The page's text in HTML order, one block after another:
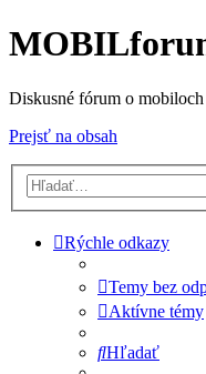
Diskusné fórum o
Prejsť na obsah
Rýchle odkazy
Temy bez
Aktívne témy
Hľadať